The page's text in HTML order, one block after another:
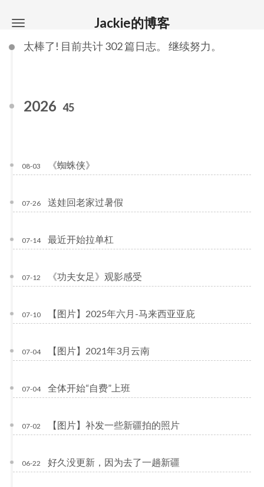
Jackie的博客
太棒了! 目前共计 302 篇日志。 继续努力。
2026 45
08-03 《蜘蛛侠》
07-26 送娃回老家过暑假
07-14 最近开始拉单杠
07-12 《功夫女足》观影感受
07-10 【图片】2025年六月-马来西亚亚庇
07-04 【图片】2021年3月云南
07-04 全体开始“自费”上班
07-02 【图片】补发一些新疆拍的照片
06-22 好久没更新，因为去了一趟新疆